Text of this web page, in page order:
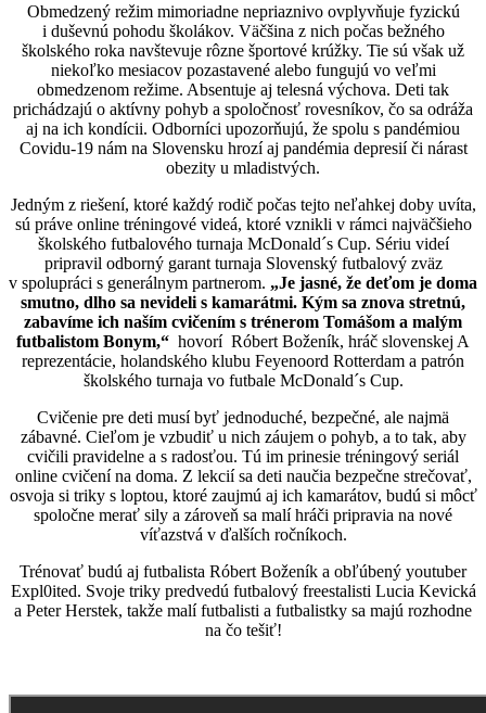
Obmedzený režim mimoriadne nepriaznivo ovplyvňuje fyzickú
i duševnú pohodu školákov. Väčšina z nich počas bežného
školského roka navštevuje rôzne športové krúžky. Tie sú však už
niekoľko mesiacov pozastavené alebo fungujú vo veľmi
obmedzenom režime. Absentuje aj telesná výchova. Deti tak
prichádzajú o aktívny pohyb a spoločnosť rovesníkov, čo sa odráža
aj na ich kondícii. Odborníci upozorňujú, že spolu s pandémiou
Covidu-19 nám na Slovensku hrozí aj pandémia depresií či nárast
obezity u mladistvých.
Jedným z riešení, ktoré každý rodič počas tejto neľahkej doby uvíta,
sú práve online tréningové videá, ktoré vznikli v rámci najväčšieho
školského futbalového turnaja McDonald´s Cup. Sériu videí
pripravil odborný garant turnaja Slovenský futbalový zväz
v spolupráci s generálnym partnerom. „Je jasné, že deťom je doma
smutno, dlho sa nevideli s kamarátmi. Kým sa znova stretnú,
zabavíme ich naším cvičením s trénerom Tomášom a malým
futbalistom Bonym,“ hovorí Róbert Boženík, hráč slovenskej A
reprezentácie, holandského klubu Feyenoord Rotterdam a patrón
školského turnaja vo futbale McDonald´s Cup.
Cvičenie pre deti musí byť jednoduché, bezpečné, ale najmä
zábavné. Cieľom je vzbudiť u nich záujem o pohyb, a to tak, aby
cvičili pravidelne a s radosťou. Tú im prinesie tréningový seriál
online cvičení na doma. Z lekcií sa deti naučia bezpečne strečovať,
osvoja si triky s loptou, ktoré zaujmú aj ich kamarátov, budú si môcť
spoločne merať sily a zároveň sa malí hráči pripravia na nové
víťazstvá v ďalších ročníkoch.
Trénovať budú aj futbalista Róbert Boženík a obľúbený youtuber
Expl0ited. Svoje triky predvedú futbalový freestalisti Lucia Kevická
a Peter Herstek, takže malí futbalisti a futbalistky sa majú rozhodne
na čo tešiť!